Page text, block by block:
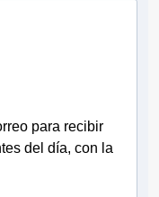
para recibir
del día, con la